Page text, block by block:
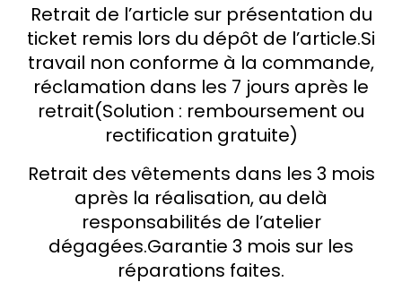
Retrait de l’article sur présentation du
ticket remis lors du dépôt de l’article.Si
travail non conforme à la commande,
réclamation dans les 7 jours après le
retrait(Solution : remboursement ou
rectification gratuite)
Retrait des vêtements dans les 3 mois
après la réalisation, au delà
responsabilités de l’atelier
dégagées.Garantie 3 mois sur les
réparations faites.